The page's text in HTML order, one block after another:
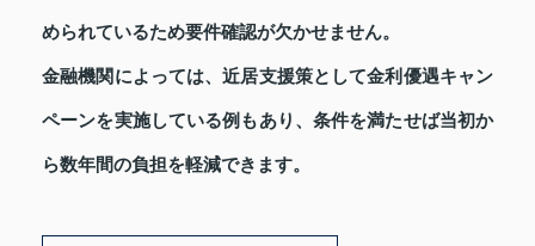
められているため要件確認が欠かせません。
金融機関によっては、近居支援策として金利優遇キャン
ペーンを実施している例もあり、条件を満たせば当初か
ら数年間の負担を軽減できます。